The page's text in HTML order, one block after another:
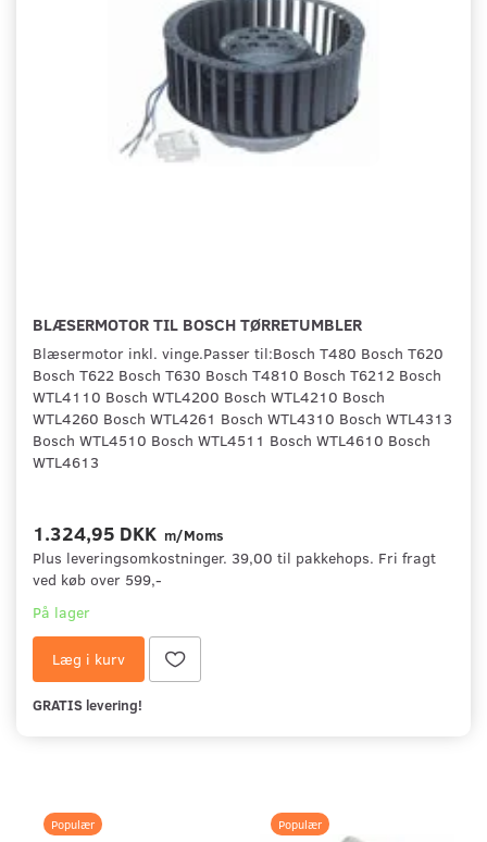
BLÆSERMOTOR TIL BOSCH TØRRETUMBLER
Blæsermotor inkl. vinge.Passer til:Bosch T480 Bosch T620
Bosch T622 Bosch T630 Bosch T4810 Bosch T6212 Bosch
WTL4110 Bosch WTL4200 Bosch WTL4210 Bosch
WTL4260 Bosch WTL4261 Bosch WTL4310 Bosch WTL4313
Bosch WTL4510 Bosch WTL4511 Bosch WTL4610 Bosch
WTL4613
1.324,95 DKK m/Moms
Plus leveringsomkostninger. 39,00 til pakkehops. Fri fragt
ved køb over 599,-
På lager
Læg i kurv
GRATIS levering!
Populær Populær